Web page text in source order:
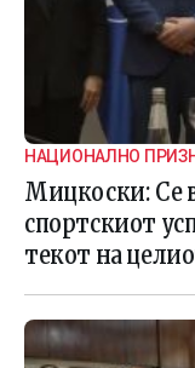
НАЦИОНАЛНО
Мицкоски: Се
спортскиот
текот на